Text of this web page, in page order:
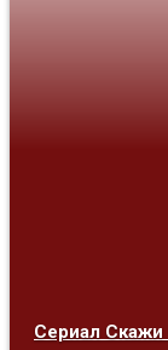
Сериал Скажи